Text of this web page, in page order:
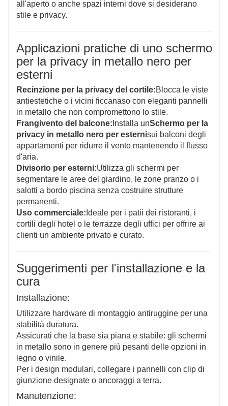
all'aperto o anche spazi interni dove si desiderano
stile e privacy.
Applicazioni pratiche di uno schermo
per la privacy in metallo nero per
esterni
Recinzione per la privacy del cortile:Blocca le viste
antiestetiche o i vicini ficcanaso con eleganti pannelli
in metallo che non compromettono lo stile.
Frangivento del balcone: Installa unSchermo per la
privacy in metallo nero per esternisui balconi degli
appartamenti per ridurre il vento mantenendo il flusso
d'aria.
Divisorio per esterni:Utilizza gli schermi per
segmentare le aree del giardino, le zone pranzo o i
salotti a bordo piscina senza costruire strutture
permanenti.
Uso commerciale: Ideale per i patii dei ristoranti, i
cortili degli hotel o le terrazze degli uffici per offrire ai
clienti un ambiente privato e curato.
Suggerimenti per l'installazione e la
cura
Installazione:
Utilizzare hardware di montaggio antiruggine per una
stabilità duratura.
Assicurati che la base sia piana e stabile: gli schermi
in metallo sono in genere più pesanti delle opzioni in
legno o vinile.
Per i design modulari, collegare i pannelli con clip di
giunzione designate o ancoraggi a terra.
Manutenzione: